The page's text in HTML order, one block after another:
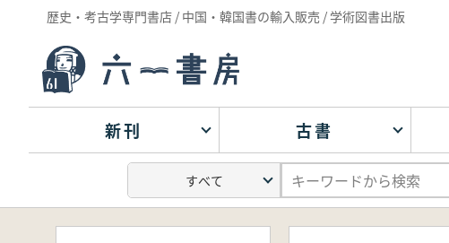
歴史・考古学専門書店 / 中国・韓国書の輸入販売 / 学術図書出版
新刊 古書